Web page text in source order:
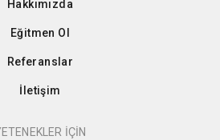
Hakkımızda
Eğitmen Ol
Referanslar
İletişim
İÇİN